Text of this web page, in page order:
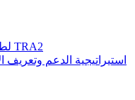
احداثيات GPS لطريق منطقة TRA2
استيراتيجية الدعم وتعريف